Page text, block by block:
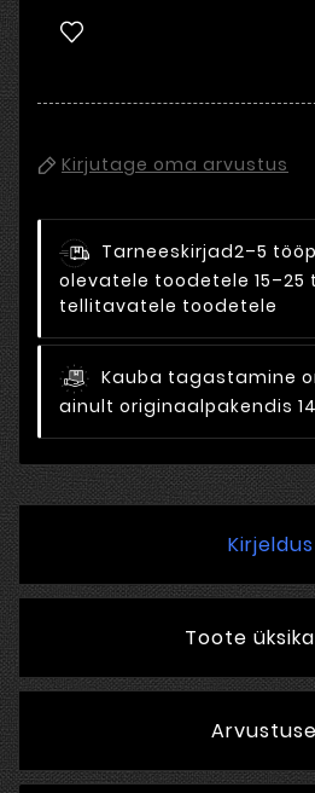
Kirjutage oma arvustus
Tarneeskirjad2–5
olevatele toodetele 15–25
tellitavatele toodetele
Kauba tagastamine
ainult originaalpakendis
Kirjeldus
Toote